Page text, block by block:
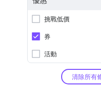
挑戰低價
券
活動
清除所有